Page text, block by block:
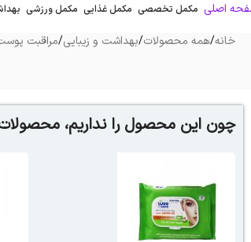
اصلی مکمل تخصصی مکمل غذایی مکمل ورزشی
خانه/همه محصولات/بهداشت و زیبایی/مراقبت
چون این محصول را نداریم،